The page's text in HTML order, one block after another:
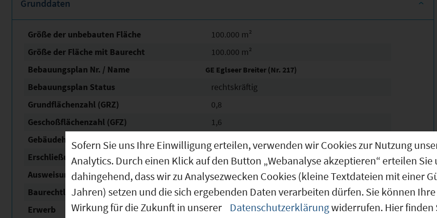
Grunddaten
Größe der unbebauten Fläche
100.000 m²
Größe der Fläche mit Baurecht
100.000 m²
Bebauungsplan Nr. / Name
GE Eglseer Breiter (Nr. 217)
Bebauungsplan Status
rechtskräftig
Grundflächen­zahl (GRZ)
0,8
Geschoßflächen­zahl (GFZ)
1,6
Gebäudehöhe
20 m
Erschließung
vollständig erschlossen
Ausweisung Nach Bau NVO
Gewerbegebiet (GE)Erläuterungen
Baurechtliche Verfügbarkeit
sofort verfügbar
Erwerb
sofort verfügbar
Sofern Sie uns Ihre Einwilligung erteilen, verwenden wir Cookies zur Nutzung
Analytics. Durch einen Klick auf den Button „Webanalyse akzeptieren“ erteilen
dahingehend, dass wir zu Analysezwecken Cookies (kleine Textdateien mit einer
Jahren) setzen und die sich ergebenden Daten verarbeiten dürfen. Sie können
Wirkung für die Zukunft in unserer
Datenschutzerklärungwiderrufen. Hier